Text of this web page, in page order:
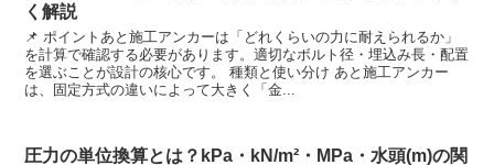
く解説
📌 ポイントあと施工アンカーは「どれくらいの力に耐えられるか」
を計算で確認する必要があります。適切なボルト径・埋込み長・配置
を選ぶことが設計の核心です。 種類と使い分け あと施工アンカー
は、固定方式の違いによって大きく「金...
圧力の単位換算とは？kPa・kN/m²・MPa・水頭(m)の関